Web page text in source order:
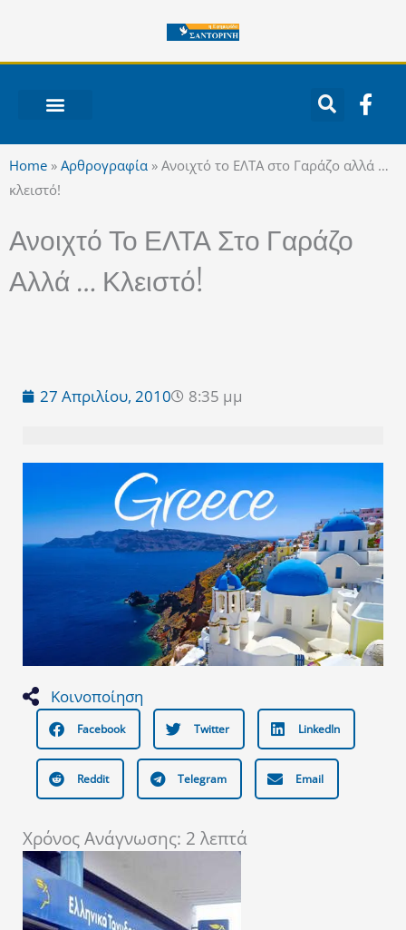
περιεχόμενο
F
a
e
b
Home » Αρθρογραφία » Ανοιχτό το ΕΛΤΑ στο Γαράζο αλλά …
κλειστό!
Ανοιχτό Το ΕΛΤΑ Στο Γαράζο
Αλλά … Κλειστό!
27 Απριλίου, 2010 8:35 μμ
Κοινοποίηση
Facebook Twitter LinkedIn
Reddit Telegram Email
Χρόνος Ανάγνωσης: 2 λεπτά